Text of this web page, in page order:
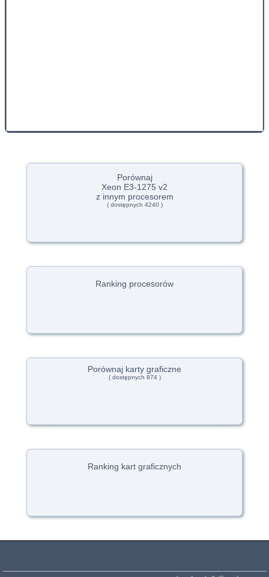
Porównaj
Xeon E3-1275 v2
z innym procesorem
( dostępnych 4240 )
Ranking procesorów
Porównaj karty graficzne
( dostępnych 874 )
Ranking kart graficznych